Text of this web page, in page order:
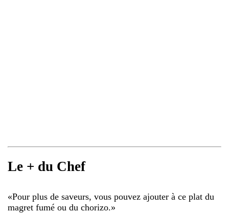
Le + du Chef
«Pour plus de saveurs, vous pouvez ajouter à ce plat du
magret fumé ou du chorizo.»